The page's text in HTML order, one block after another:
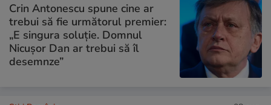
Crin Antonescu spune cine ar
trebui să fie următorul premier:
„E singura soluție. Domnul
Nicușor Dan ar trebui să îl
desemnze”